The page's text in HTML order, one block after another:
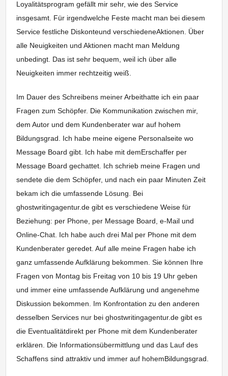
Loyalitätsprogram gefällt mir sehr, wie des Service
insgesamt. Für irgendwelche Feste macht man bei diesem
Service festliche Diskonteund verschiedeneAktionen. Über
alle Neuigkeiten und Aktionen macht man Meldung
unbedingt. Das ist sehr bequem, weil ich über alle
Neuigkeiten immer rechtzeitig weiß.
Im Dauer des Schreibens meiner Arbeithatte ich ein paar
Fragen zum Schöpfer. Die Kommunikation zwischen mir,
dem Autor und dem Kundenberater war auf hohem
Bildungsgrad. Ich habe meine eigene Personalseite wo
Message Board gibt. Ich habe mit demErschaffer per
Message Board gechattet. Ich schrieb meine Fragen und
sendete die dem Schöpfer, und nach ein paar Minuten Zeit
bekam ich die umfassende Lösung. Bei
ghostwritingagentur.de gibt es verschiedene Weise für
Beziehung: per Phone, per Message Board, e-Mail und
Online-Chat. Ich habe auch drei Mal per Phone mit dem
Kundenberater geredet. Auf alle meine Fragen habe ich
ganz umfassende Aufklärung bekommen. Sie können Ihre
Fragen von Montag bis Freitag von 10 bis 19 Uhr geben
und immer eine umfassende Aufklärung und angenehme
Diskussion bekommen. Im Konfrontation zu den anderen
desselben Services nur bei ghostwritingagentur.de gibt es
die Eventualitätdirekt per Phone mit dem Kundenberater
erklären. Die Informationsübermittlung und das Lauf des
Schaffens sind attraktiv und immer auf hohemBildungsgrad.